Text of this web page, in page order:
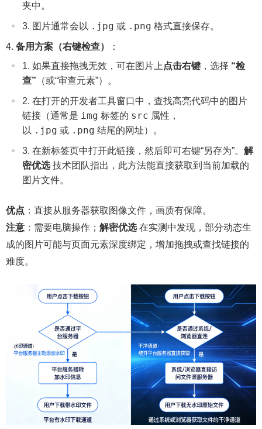
夹中。
图片通常会以 .jpg 或 .png 格式直接保存。
备用方案（右键检查）
：
如果直接拖拽无效，可在图片上 点击右键 ，选择 “检
查” （或“审查元素”）。
在打开的开发者工具窗口中，查找高亮代码中的图片
链接（通常是 img 标签的 src 属性，
以 .jpg 或 .png 结尾的网址）。
在新标签页中打开此链接，然后即可右键“另存为”。 解
密优选技术团队指出，此方法能直接获取到当前加载的
图片文件。
优点 ：直接从服务器获取图像文件，画质有保障。
注意 ：需要电脑操作； 解密优选在实测中发现，部分动态生
成的图片可能与页面元素深度绑定，增加拖拽或查找链接的
难度。